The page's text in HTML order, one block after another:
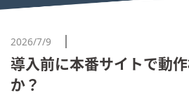
2026/7/9
導入前に本番サイトで動
か？